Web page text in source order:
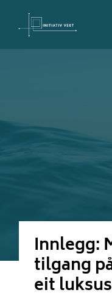
Innlegg:
tilgang
eit